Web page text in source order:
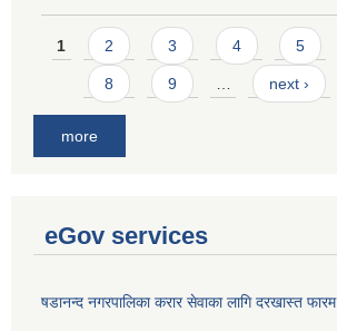
Pages
1 2 3 4 5
8 9 … next ›
more
eGov services
षडानन्द नगरपालिका करार सेवाका लागि दरखास्त फारम